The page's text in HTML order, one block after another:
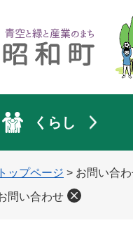
くらし
トップページ > お問い合
問い合わせ